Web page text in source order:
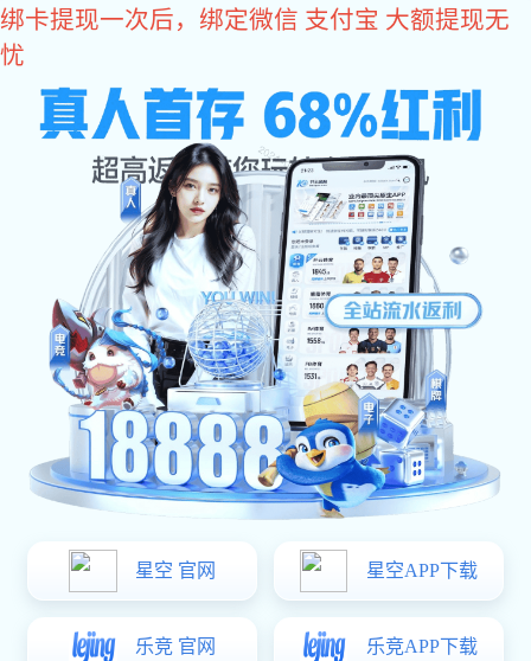
豪门国际
豪门国际
关于豪门国际
产品中心
豪门国际 资讯
人力资源
合作伙伴